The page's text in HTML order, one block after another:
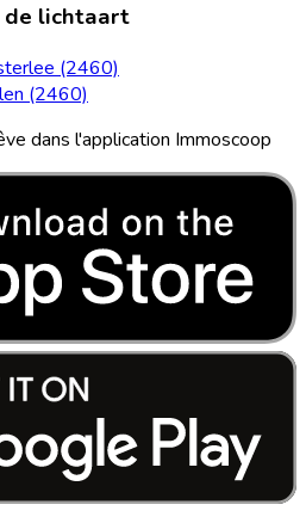
de lichtaart
(2460)
(2460)
dans l'application Immoscoop